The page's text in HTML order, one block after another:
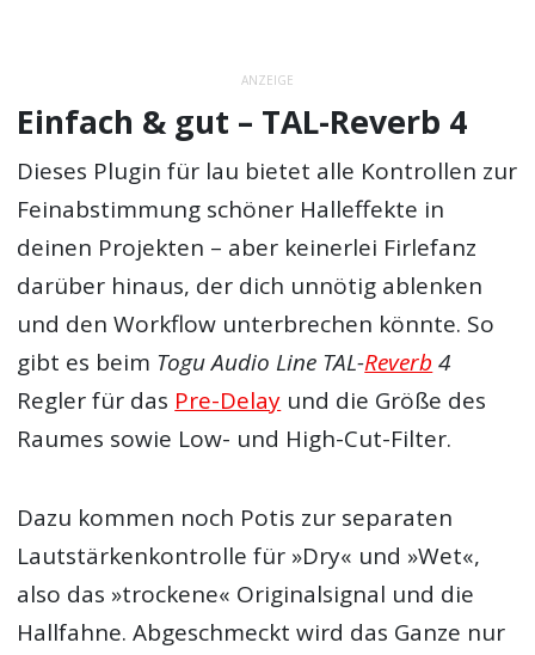
ANZEIGE
Einfach & gut – TAL-Reverb 4
Dieses Plugin für lau bietet alle Kontrollen zur
Feinabstimmung schöner Halleffekte in
deinen Projekten – aber keinerlei Firlefanz
darüber hinaus, der dich unnötig ablenken
und den Workflow unterbrechen könnte. So
gibt es beim Togu Audio Line TAL-Reverb 4
Regler für das Pre-Delay und die Größe des
Raumes sowie Low- und High-Cut-Filter.
Dazu kommen noch Potis zur separaten
Lautstärkenkontrolle für »Dry« und »Wet«,
also das »trockene« Originalsignal und die
Hallfahne. Abgeschmeckt wird das Ganze nur